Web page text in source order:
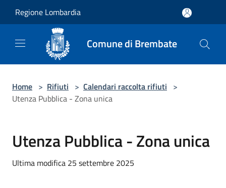
Regione Lombardia
Comune di Brembate
Home > Rifiuti > Calendari raccolta rifiuti >
Utenza Pubblica - Zona unica
Utenza Pubblica - Zona unica
Ultima modifica 25 settembre 2025